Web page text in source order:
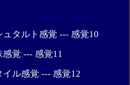
タルト感覚 --- 感覚10
覚 --- 感覚11
ル感覚 --- 感覚12